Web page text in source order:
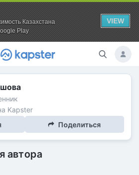
Казахстана
Play
VIEW
Kapster
Поделиться
автора